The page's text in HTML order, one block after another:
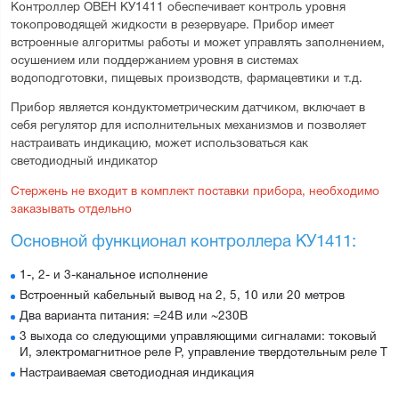
Контроллер ОВЕН КУ1411 обеспечивает контроль уровня
токопроводящей жидкости в резервуаре. Прибор имеет
встроенные алгоритмы работы и может управлять заполнением,
осушением или поддержанием уровня в системах
водоподготовки, пищевых производств, фармацевтики и т.д.
Прибор является кондуктометрическим датчиком, включает в
себя регулятор для исполнительных механизмов и позволяет
настраивать индикацию, может использоваться как
светодиодный индикатор
Стержень не входит в комплект поставки прибора, необходимо
заказывать отдельно
Основной функционал контроллера КУ1411:
1-, 2- и 3-канальное исполнение
Встроенный кабельный вывод на 2, 5, 10 или 20 метров
Два варианта питания: =24В или ~230В
3 выхода со следующими управляющими сигналами: токовый
И, электромагнитное реле Р, управление твердотельным реле Т
Настраиваемая светодиодная индикация